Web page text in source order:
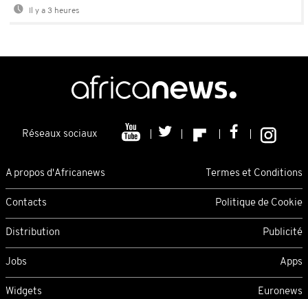
Il y a 3 heures
Réseaux sociaux
A propos d'Africanews Termes et Conditions
Contacts Politique de Cookie
Distribution Publicité
Jobs Apps
Widgets Euronews